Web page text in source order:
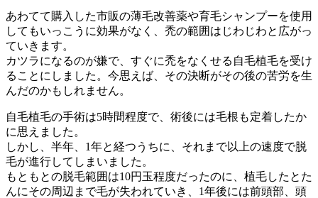
あわてて購入した市販の薄毛改善薬や育毛シャンプーを使用
してもいっこうに効果がなく、禿の範囲はじわじわと広がっ
ていきます。
カツラになるのが嫌で、すぐに禿をなくせる自毛植毛を受け
ることにしました。今思えば、その決断がその後の苦労を生
んだのかもしれません。
自毛植毛の手術は5時間程度で、術後には毛根も定着したか
に思えました。
しかし、半年、1年と経つうちに、それまで以上の速度で脱
毛が進行してしまいました。
もともとの脱毛範囲は10円玉程度だったのに、植毛したとた
んにその周辺まで毛が失われていき、1年後には前頭部、頭